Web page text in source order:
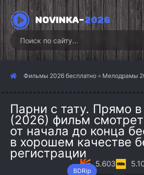
NOVINKA-2026
Фильмы 2026 бесплатно » Мелодрамы
Парни с тату. Прямо
(2026) фильм
от начала до конца
в хорошем качестве
регистрации
BDRip
5.603